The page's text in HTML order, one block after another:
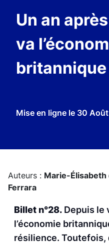
Un an
va
britannique
Mise en ligne le 30
Auteurs : Marie-Élisabeth
Ferrara
Billet n°28. Depuis le
l’économie
résilience. Toutefois,